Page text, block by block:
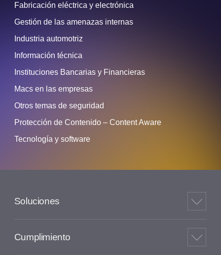
Fabricación eléctrica y electrónica
Gestión de las amenazas internas
Industria automotriz
Información técnica
Instituciones Bancarias y Financieras
Macs en las empresas
Otros temas de seguridad
Protección de Contenido – Content Aware
Tecnología y software
Soluciones
Cumplimiento